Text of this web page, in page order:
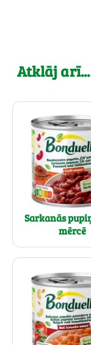
Atklāj arī...
Sarkanās
mērcē